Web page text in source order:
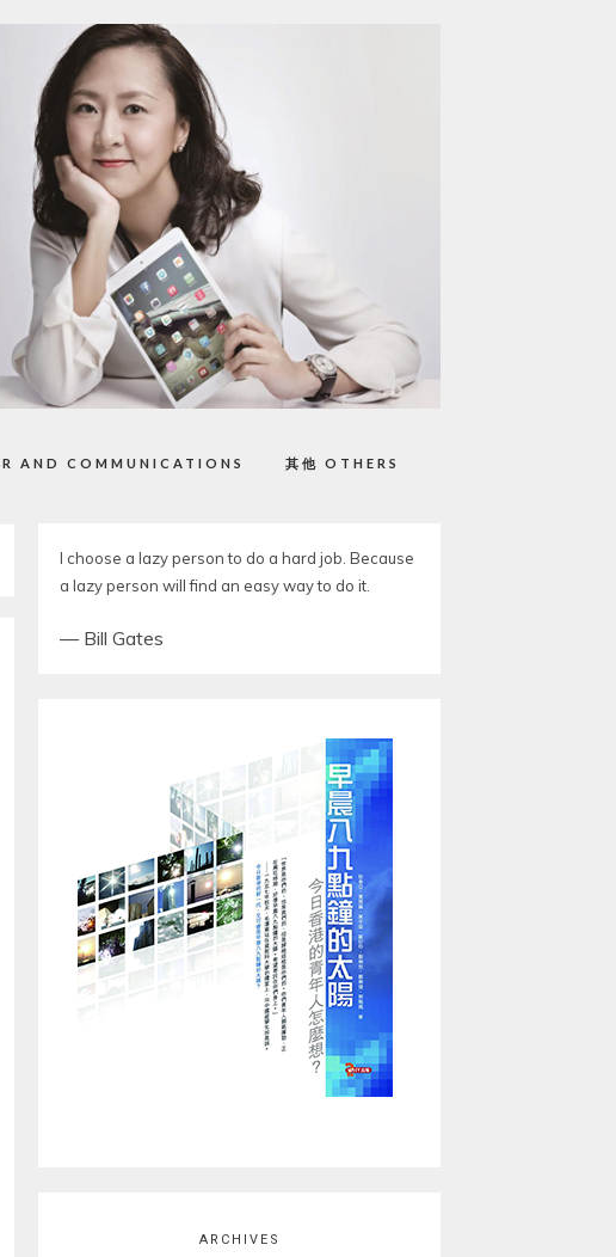
AND COMMUNICATIONS 其他 OTHERS
I choose a lazy person to do a hard job. Because
a lazy person will find an easy way to do it.
— Bill Gates
ARCHIVES